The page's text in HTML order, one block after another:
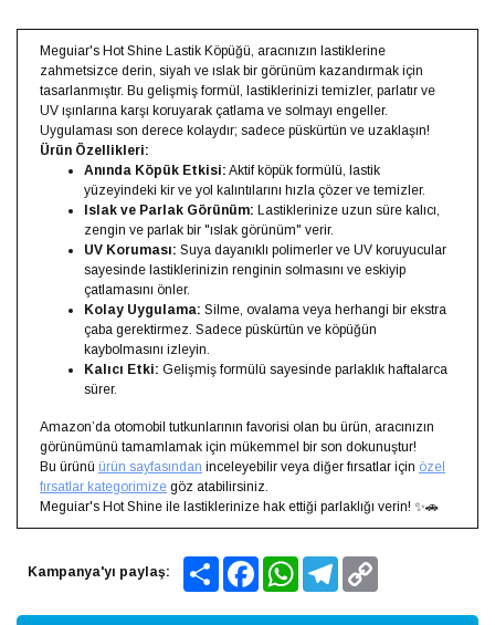
Meguiar's Hot Shine Lastik Köpüğü, aracınızın lastiklerine
zahmetsizce derin, siyah ve ıslak bir görünüm kazandırmak için
tasarlanmıştır. Bu gelişmiş formül, lastiklerinizi temizler, parlatır ve
UV ışınlarına karşı koruyarak çatlama ve solmayı engeller.
Uygulaması son derece kolaydır; sadece püskürtün ve uzaklaşın!
Ürün Özellikleri:
Anında Köpük Etkisi: Aktif köpük formülü, lastik
yüzeyindeki kir ve yol kalıntılarını hızla çözer ve temizler.
Islak ve Parlak Görünüm: Lastiklerinize uzun süre kalıcı,
zengin ve parlak bir "ıslak görünüm" verir.
UV Koruması: Suya dayanıklı polimerler ve UV koruyucular
sayesinde lastiklerinizin renginin solmasını ve eskiyip
çatlamasını önler.
Kolay Uygulama: Silme, ovalama veya herhangi bir ekstra
çaba gerektirmez. Sadece püskürtün ve köpüğün
kaybolmasını izleyin.
Kalıcı Etki: Gelişmiş formülü sayesinde parlaklık haftalarca
sürer.
Amazon’da otomobil tutkunlarının favorisi olan bu ürün, aracınızın
görünümünü tamamlamak için mükemmel bir son dokunuştur!
Bu ürünü ürün sayfasından inceleyebilir veya diğer fırsatlar için özel
fırsatlar kategorimize göz atabilirsiniz.
Meguiar's Hot Shine ile lastiklerinize hak ettiği parlaklığı verin! ✨🚗
Kampanya'yı paylaş: Share FacebookWhatsAppTelegram